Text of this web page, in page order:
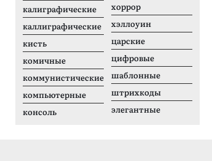
калиграфические
каллиграфические
кисть
комичные
коммунистические
компьютерные
консоль
хоррор
хэллоуин
царские
цифровые
шаблонные
штрихкоды
элегантные